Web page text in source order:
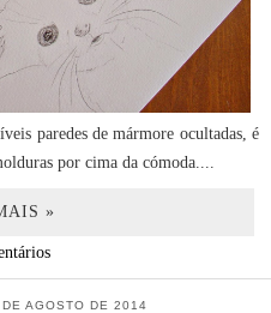
paredes de mármore ocultadas, é
por cima da cómoda....
»
AGOSTO DE 2014